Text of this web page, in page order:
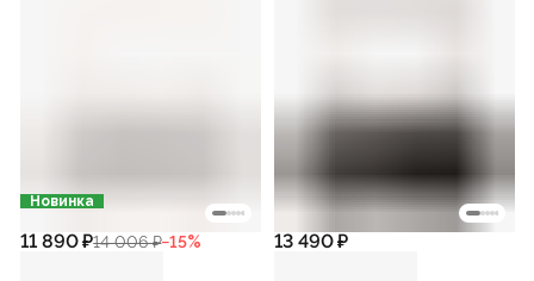
Новинка
11 890 ₽14 006 ₽−15% 13 490 ₽